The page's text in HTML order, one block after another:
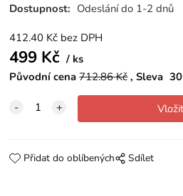
Dostupnost: Odeslání do 1-2 dnů
412.40 Kč bez DPH
499 Kč
ks
Původní cena 712.86Kč Sleva 30
Přidat do oblíbených Sdílet